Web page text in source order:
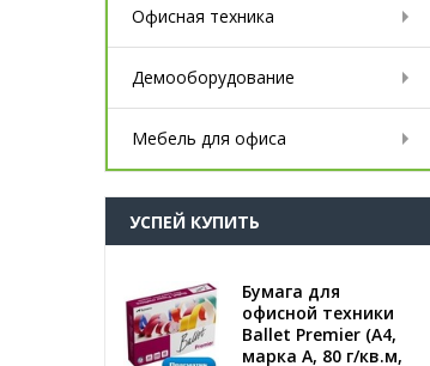
Офисная техника
Демооборудование
Мебель для офиса
УСПЕЙ КУПИТЬ
Бумага для
офисной техники
Ballet Premier (А4,
марка A, 80 г/кв.м,